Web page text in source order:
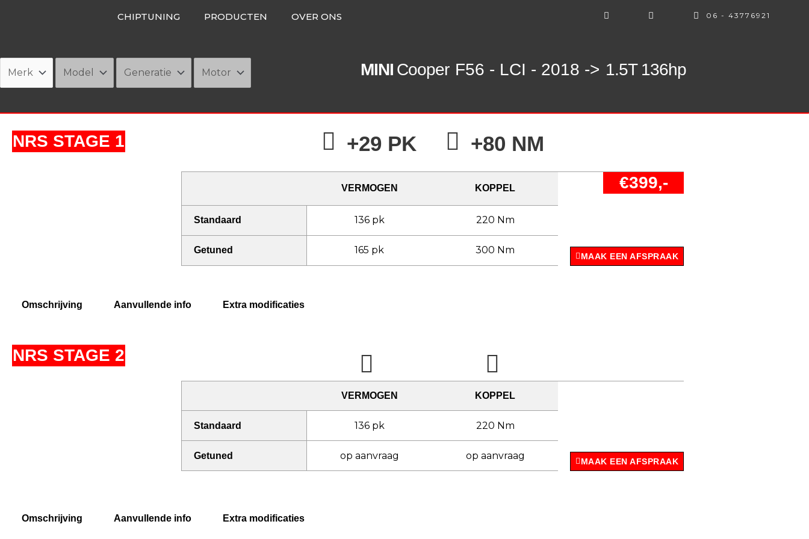
CHIPTUNING PRODUCTEN OVER ONS 06 - 43776921
MINI Cooper F56 - LCI - 2018 -> 1.5T 136hp
NRS STAGE 1 +29 PK +80 NM
VERMOGEN KOPPEL €399,-
Standaard 136 pk 220 Nm
Getuned 165 pk 300 Nm
MAAK EEN AFSPRAAK
Omschrijving Aanvullende info Extra modificaties
NRS STAGE 2
VERMOGEN KOPPEL
Standaard 136 pk 220 Nm
Getuned op aanvraag op aanvraag
MAAK EEN AFSPRAAK
Omschrijving Aanvullende info Extra modificaties